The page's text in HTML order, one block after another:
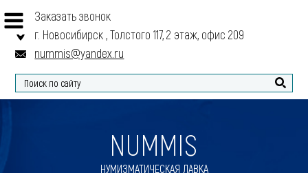
Заказать звонок
г. Новосибирск , Толстого 117, 2 этаж, офис 209
nummis@yandex.ru
Найти
NUMMIS
НУМИЗМАТИЧЕСКАЯ ЛАВКА